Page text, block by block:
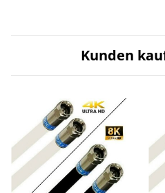
Kunden